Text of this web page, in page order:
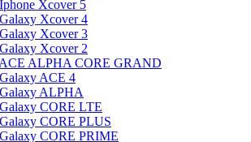
Xcover 5
Xcover 4
Xcover 3
Xcover 2
ALPHA CORE GRAND
ACE 4
ALPHA
CORE LTE
CORE PLUS
CORE PRIME